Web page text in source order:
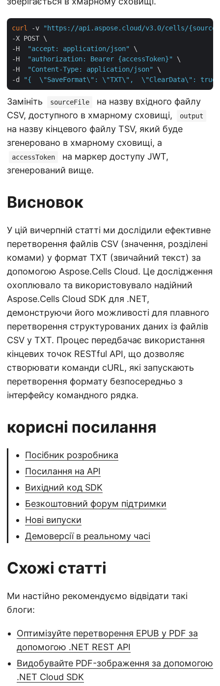
curl -v
"https://api.aspose.cloud/v3.0/cells/
-X POST \
-H
"accept: application/json"
\
-H
"authorization: Bearer {accessToken}"
\
-H
"Content-Type: application/json"
\
-d
"{  \"SaveFormat\": \"TXT\",  \"ClearData\": true,
Замініть sourceFile
на назву вхідного файлу
CSV, доступного в хмарному сховищі,
output
на назву кінцевого файлу TSV, який буде
згенеровано в хмарному сховищі, а
accessToken
на маркер доступу JWT,
згенерований вище.
Висновок
У цій вичерпній статті ми дослідили ефективне
перетворення файлів CSV (значення, розділені
комами) у формат TXT (звичайний текст) за
допомогою Aspose.Cells Cloud. Це дослідження
охоплювало та використовувало надійний
Aspose.Cells Cloud SDK для .NET,
демонструючи його можливості для плавного
перетворення структурованих даних із файлів
CSV у TXT. Процес передбачає використання
кінцевих точок RESTful API, що дозволяє
створювати команди cURL, які запускають
перетворення формату безпосередньо з
інтерфейсу командного рядка.
корисні посилання
Посібник розробника
Посилання на API
Вихідний код SDK
Безкоштовний форум підтримки
Нові випуски
Демоверсії в реальному часі
Схожі статті
Ми настійно рекомендуємо відвідати такі
блоги:
Оптимізуйте перетворення EPUB у PDF за
допомогою .NET REST API
Видобувайте PDF-зображення за допомогою
.NET Cloud SDK